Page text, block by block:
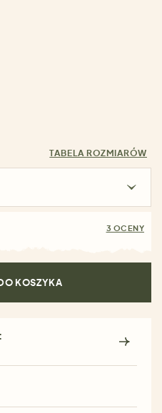
TABELA ROZMIARÓW
3 OCENY
KOSZYKA